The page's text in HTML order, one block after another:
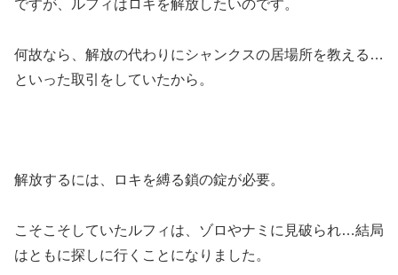
ですが、ルフィはロキを解放したいのです。
何故なら、解放の代わりにシャンクスの居場所を教える…
といった取引をしていたから。
解放するには、ロキを縛る鎖の錠が必要。
こそこそしていたルフィは、ゾロやナミに見破られ…結局
はともに探しに行くことになりました。